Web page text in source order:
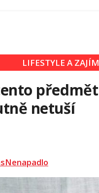
LIFESTYLE A
netuší